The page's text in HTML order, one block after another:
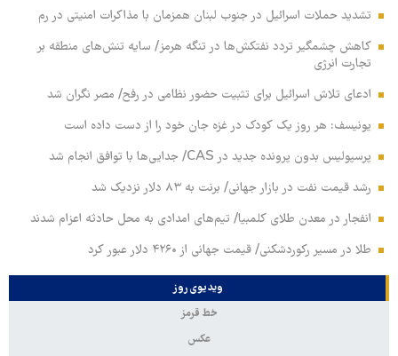
تشدید حملات اسرائیل در جنوب لبنان همزمان با مذاکرات امنیتی در رم
کاهش چشمگیر تردد نفتکش‌ها در تنگه هرمز/ سایه تنش‌های منطقه بر
تجارت انرژی
ادعای تلاش اسرائیل برای تثبیت حضور نظامی در رفح/ مصر نگران شد
یونیسف: هر روز یک کودک در غزه جان خود را از دست داده است
پرسپولیس بدون پرونده جدید در CAS/ جدایی‌ها با توافق انجام شد
رشد قیمت نفت در بازار جهانی/ برنت به ۸۳ دلار نزدیک شد
انفجار در معدن طلای کلمبیا/ تیم‌های امدادی به محل حادثه اعزام شدند
طلا در مسیر رکوردشکنی/ قیمت جهانی از ۴۲۶۰ دلار عبور کرد
ویدیوی روز
خط قرمز
عکس